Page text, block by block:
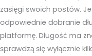
zasięgi swoich postów.
odpowiednie dobranie
platformę. Długość ma
sprawdzą się wyłącznie